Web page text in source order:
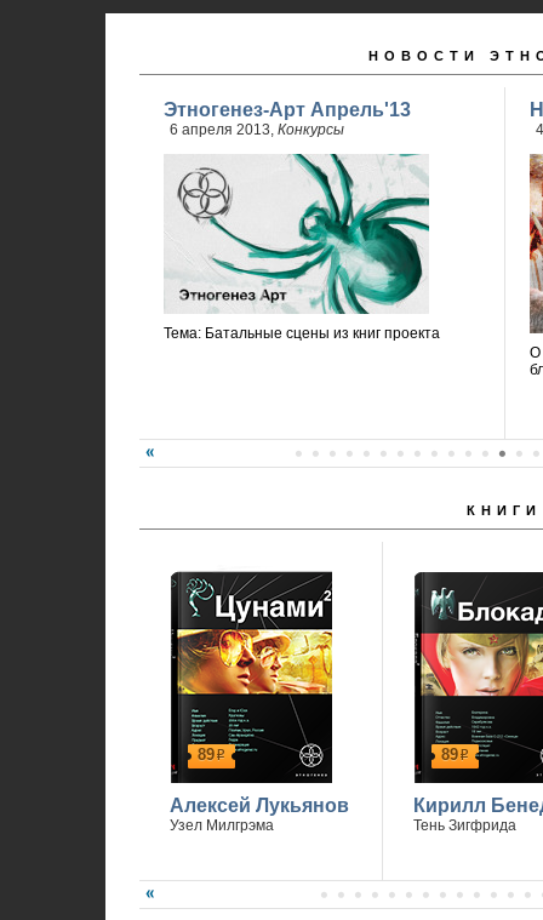
НОВОСТИ
Этногенез-Арт Апрель'13
6 апреля 2013, Конкурсы
Тема: Батальные сцены из книг проекта
О
КНИГИ
89р
Алексей Лукьянов
Узел Милгрэма
89р
Кирилл
Тень Зигфрида